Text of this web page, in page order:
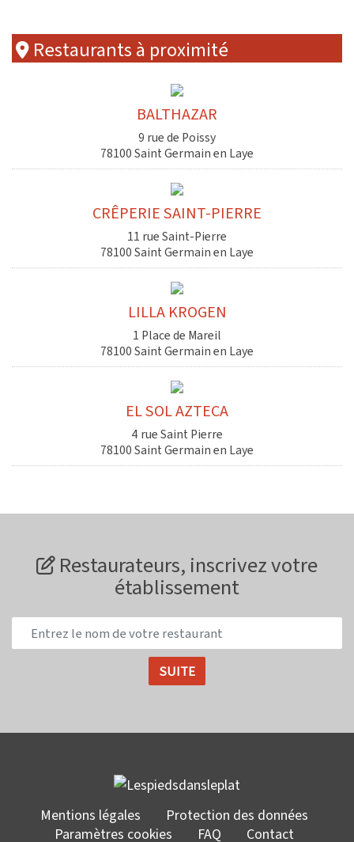
Restaurants à proximité
BALTHAZAR
9 rue de Poissy
78100 Saint Germain en Laye
CRÊPERIE SAINT-PIERRE
11 rue Saint-Pierre
78100 Saint Germain en Laye
LILLA KROGEN
1 Place de Mareil
78100 Saint Germain en Laye
EL SOL AZTECA
4 rue Saint Pierre
78100 Saint Germain en Laye
Restaurateurs, inscrivez votre
établissement
Mentions légales
Protection des données
Paramètres cookies
FAQ Contact